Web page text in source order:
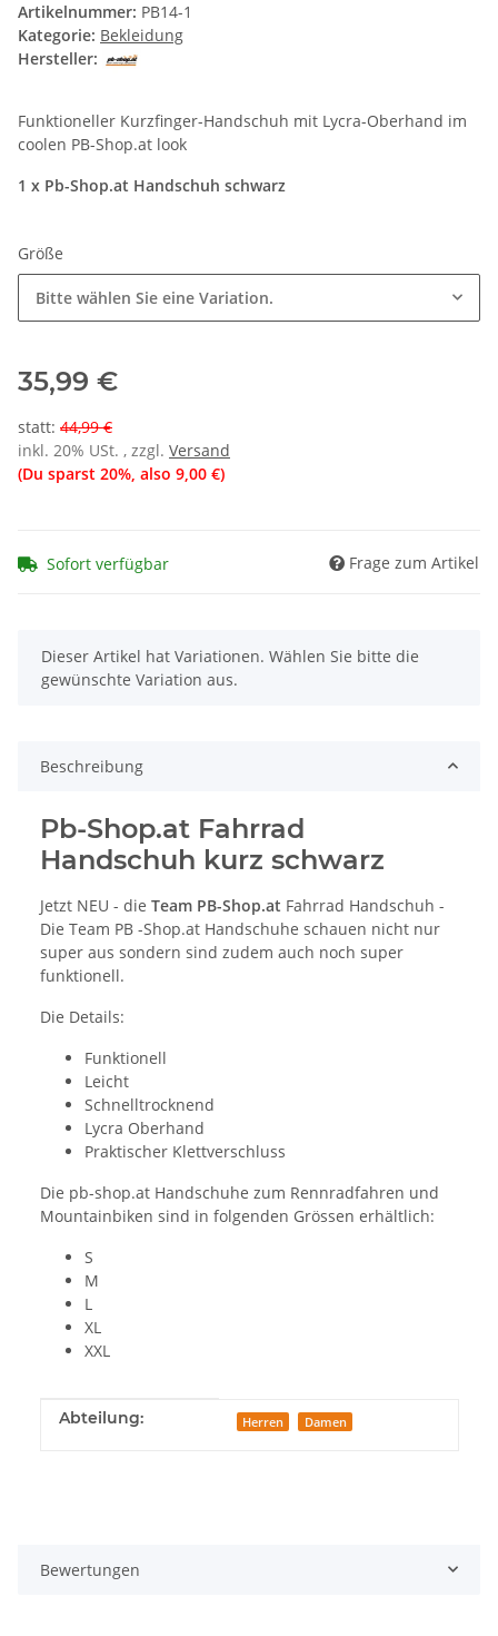
Artikelnummer: PB14-1
Kategorie: Bekleidung
Hersteller:
Funktioneller Kurzfinger-Handschuh mit Lycra-Oberhand im
coolen PB-Shop.at look
1 x Pb-Shop.at Handschuh schwarz
Größe
Bitte wählen Sie eine Variation.
35,99 €
statt: 44,99 €
inkl. 20% USt. , zzgl. Versand
(Du sparst 20%, also 9,00 €)
Sofort verfügbar Frage zum Artikel
x
Dieser Artikel hat Variationen. Wählen Sie bitte die
gewünschte Variation aus.
Beschreibung
Pb-Shop.at Fahrrad
Handschuh kurz schwarz
Jetzt NEU - die Team PB-Shop.at Fahrrad Handschuh -
Die Team PB -Shop.at Handschuhe schauen nicht nur
super aus sondern sind zudem auch noch super
funktionell.
Die Details:
Funktionell
Leicht
Schnelltrocknend
Lycra Oberhand
Praktischer Klettverschluss
Die pb-shop.at Handschuhe zum Rennradfahren und
Mountainbiken sind in folgenden Grössen erhältlich:
S
M
L
XL
XXL
Produkteigenschaft
Wert
Abteilung: Herren Damen
Bewertungen